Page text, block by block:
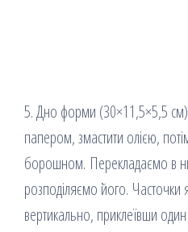
5. Дно форми (30×11,5×5,5 см)
папером, змастити олією,
борошном. Перекладаємо в
розподіляємо його. Часточки
вертикально, приклеївши